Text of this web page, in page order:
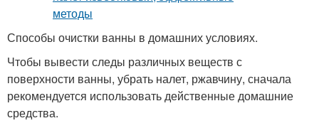
Способы очистки ванны в домашних условиях.
Чтобы вывести следы различных веществ с
поверхности ванны, убрать налет, ржавчину, сначала
рекомендуется использовать действенные домашние
средства.